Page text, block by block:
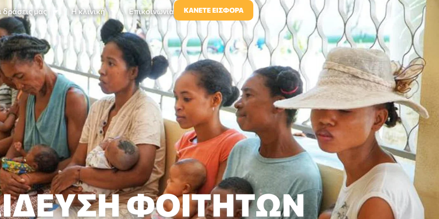
δράσεις μας Η κλινική Επικοινωνία ΚΆΝΕΤΕ ΕΙΣΦΟΡΆ
ΦΟΙΤΗΤΏΝ